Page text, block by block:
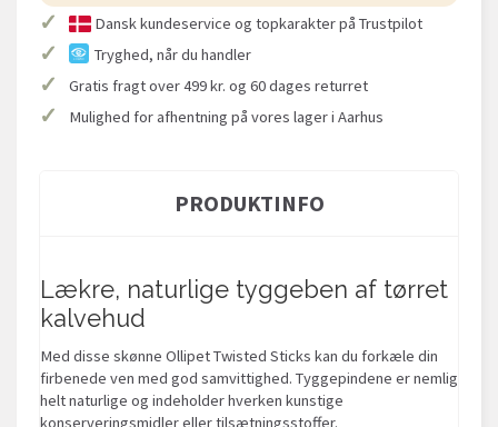
✓ Dansk kundeservice og topkarakter på Trustpilot
✓ Tryghed, når du handler
✓ Gratis fragt over 499 kr. og 60 dages returret
✓ Mulighed for afhentning på vores lager i Aarhus
PRODUKTINFO
Lækre, naturlige tyggeben af tørret
kalvehud
Med disse skønne Ollipet Twisted Sticks kan du forkæle din
firbenede ven med god samvittighed. Tyggepindene er nemlig
helt naturlige og indeholder hverken kunstige
konserveringsmidler eller tilsætningsstoffer.